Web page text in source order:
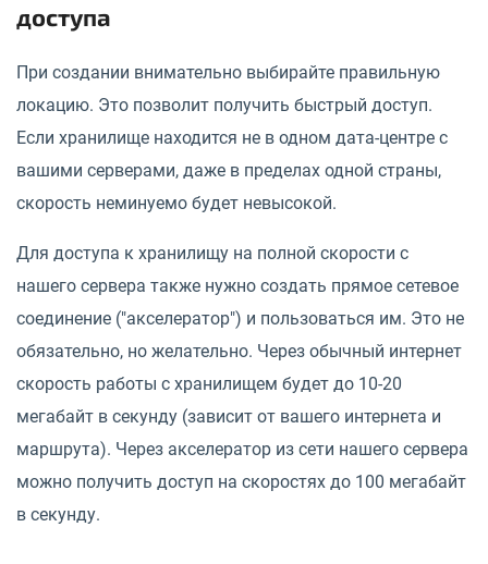
доступа
При создании внимательно выбирайте правильную
локацию. Это позволит получить быстрый доступ.
Если хранилище находится не в одном дата-центре с
вашими серверами, даже в пределах одной страны,
скорость неминуемо будет невысокой.
Для доступа к хранилищу на полной скорости с
нашего сервера также нужно создать прямое сетевое
соединение ("акселератор") и пользоваться им. Это не
обязательно, но желательно. Через обычный интернет
скорость работы с хранилищем будет до 10-20
мегабайт в секунду (зависит от вашего интернета и
маршрута). Через акселератор из сети нашего сервера
можно получить доступ на скоростях до 100 мегабайт
в секунду.